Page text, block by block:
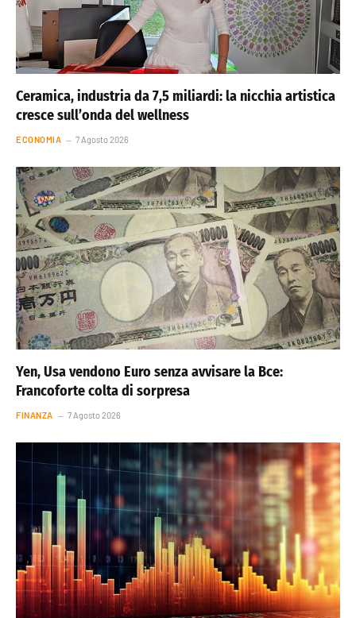
Ceramica, industria da 7,5 miliardi: la nicchia artistica
cresce sull’onda del wellness
ECONOMIA 7 Agosto 2026
Yen, Usa vendono Euro senza avvisare la Bce:
Francoforte colta di sorpresa
FINANZA 7 Agosto 2026